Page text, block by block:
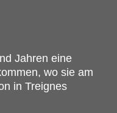
Jahren eine
wo sie am
in Treignes